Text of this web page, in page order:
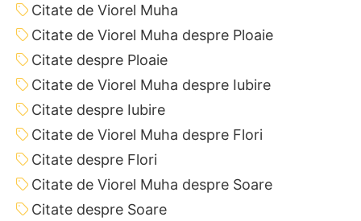
Citate de Viorel Muha
Citate de Viorel Muha despre Ploaie
Citate despre Ploaie
Citate de Viorel Muha despre Iubire
Citate despre Iubire
Citate de Viorel Muha despre Flori
Citate despre Flori
Citate de Viorel Muha despre Soare
Citate despre Soare